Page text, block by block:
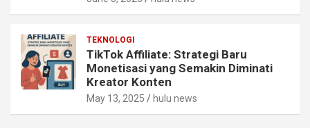
TEKNOLOGI
TikTok Affiliate: Strategi Baru
Monetisasi yang Semakin Diminati
Kreator Konten
May 13, 2025 hulu news